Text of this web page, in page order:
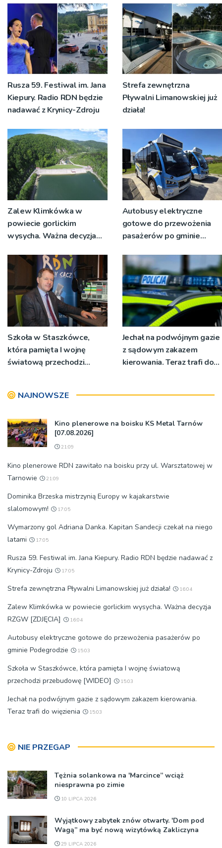
Rusza 59. Festiwal im. Jana
Kiepury. Radio RDN będzie
nadawać z Krynicy-Zdroju
Strefa zewnętrzna
Pływalni Limanowskiej już
działa!
Zalew Klimkówka w
powiecie gorlickim
wysycha. Ważna decyzja
Autobusy elektryczne
gotowe do przewożenia
pasażerów po gminie
Szkoła w Staszkówce,
która pamięta I wojnę
światową przechodzi
Jechał na podwójnym gazie
z sądowym zakazem
kierowania. Teraz trafi do
NAJNOWSZE
Kino plenerowe na boisku KS Metal Tarnów
[07.08.2026]
21:09
Kino plenerowe RDN zawitało na boisku przy ul. Warsztatowej w
Tarnowie
21:09
Dominika Brzeska mistrzynią Europy w kajakarstwie
slalomowym!
17:05
Wymarzony gol Adriana Danka. Kapitan Sandecji czekał na niego
latami
17:05
Rusza 59. Festiwal im. Jana Kiepury. Radio RDN będzie nadawać z
Krynicy-Zdroju
17:05
Strefa zewnętrzna Pływalni Limanowskiej już działa! 16:04
Zalew Klimkówka w powiecie gorlickim wysycha. Ważna decyzja
RZGW [ZDJĘCIA]
16:04
Autobusy elektryczne gotowe do przewożenia pasażerów po
gminie Podegrodzie
15:03
Szkoła w Staszkówce, która pamięta I wojnę światową
przechodzi przebudowę [WIDEO]
15:03
Jechał na podwójnym gazie z sądowym zakazem kierowania.
Teraz trafi do więzienia
15:03
NIE PRZEGAP
Tężnia solankowa na 'Marcince” wciąż
niesprawna po zimie
10 LIPCA 2026
Wyjątkowy zabytek znów otwarty. 'Dom pod
Wagą” ma być nową wizytówką Zakliczyna
29 LIPCA 2026